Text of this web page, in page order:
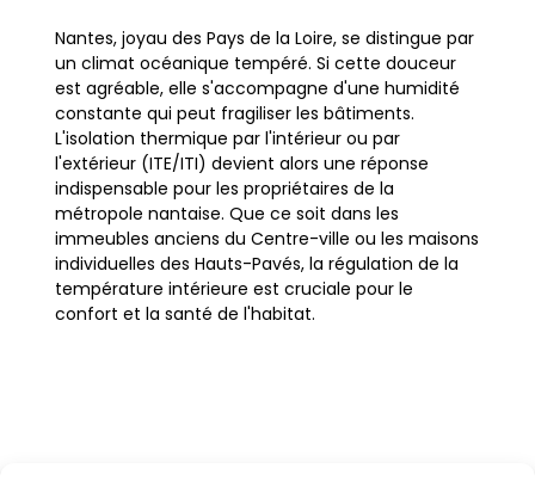
Nantes, joyau des Pays de la Loire, se distingue par
un climat océanique tempéré. Si cette douceur
est agréable, elle s'accompagne d'une humidité
constante qui peut fragiliser les bâtiments.
L'isolation thermique par l'intérieur ou par
l'extérieur (ITE/ITI) devient alors une réponse
indispensable pour les propriétaires de la
métropole nantaise. Que ce soit dans les
immeubles anciens du Centre-ville ou les maisons
individuelles des Hauts-Pavés, la régulation de la
température intérieure est cruciale pour le
confort et la santé de l'habitat.